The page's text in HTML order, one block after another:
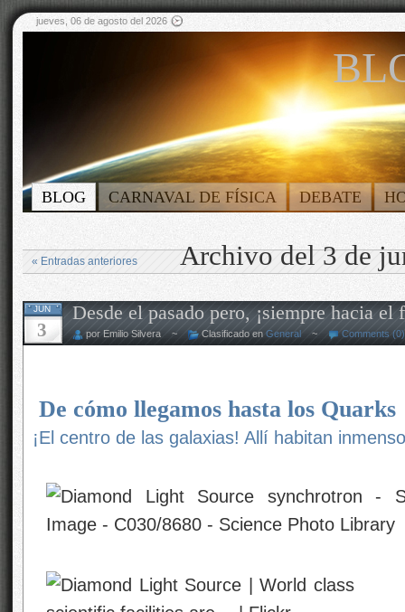
jueves, 06 de agosto del 2026
BLOG CARNAVAL DE FÍSICA DEBATE
Archivo del 3 de
« Entradas anteriores
JUN
3
Desde el pasado pero, ¡siempre hacia el
por Emilio Silvera ~ Clasificado en General ~ Comments (0)
De cómo llegamos hasta los Quarks
¡El centro de las galaxias! Allí habitan